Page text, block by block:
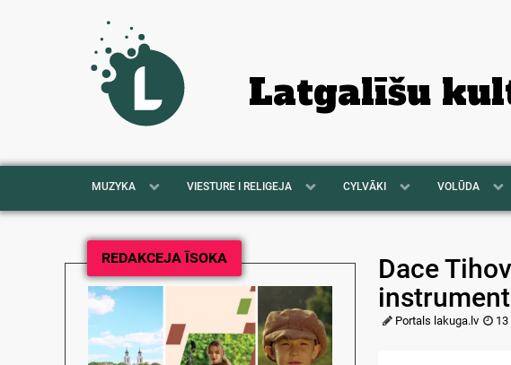
Latgalīšu
MUZYKA VIESTURE I RELIGEJA CYLVĀKI VOLŪDA
REDAKCEJA ĪSOKA
Dace
Portals lakuga.lv